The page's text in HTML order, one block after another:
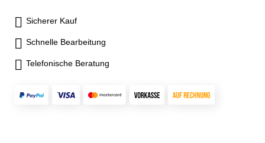
Sicherer Kauf
Schnelle Bearbeitung
Telefonische Beratung